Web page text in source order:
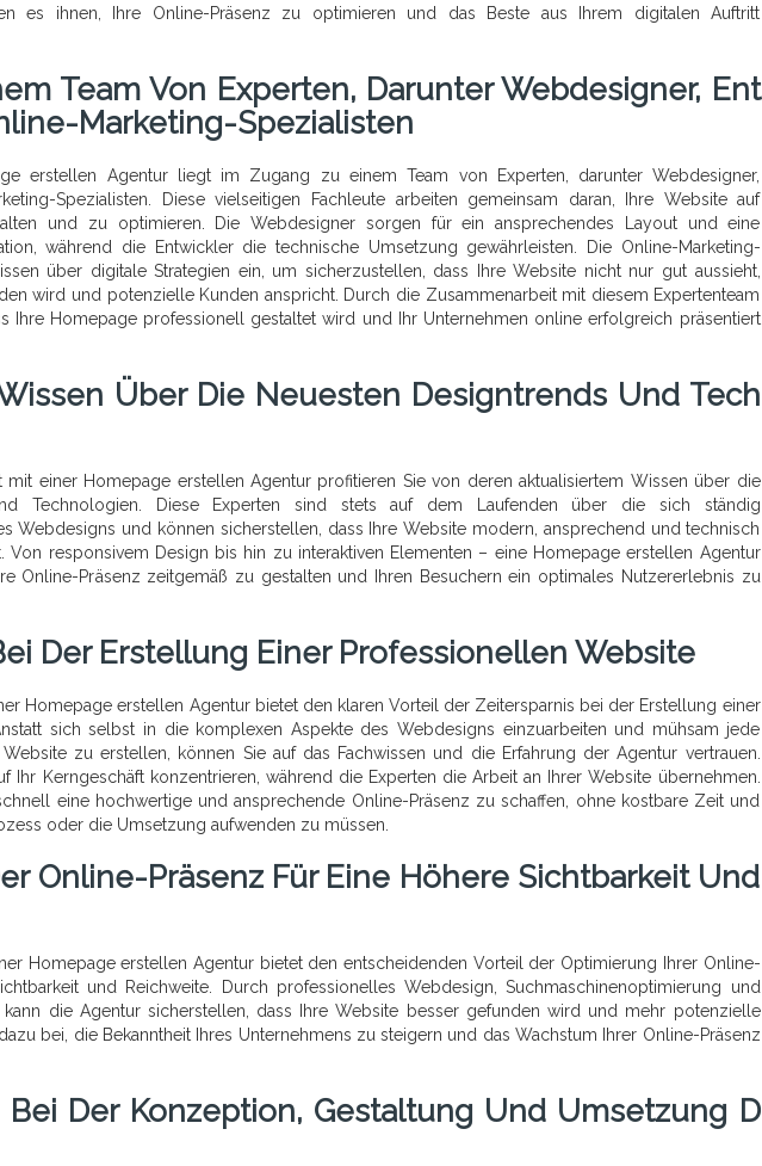
es ihnen, Ihre Online-Präsenz zu optimieren und das Beste aus Ihrem digitalen Auftritt
Team Von Experten, Darunter Webdesigner, Ent
Marketing-Spezialisten
erstellen Agentur liegt im Zugang zu einem Team von Experten, darunter Webdesigner,
Spezialisten. Diese vielseitigen Fachleute arbeiten gemeinsam daran, Ihre Website auf
und zu optimieren. Die Webdesigner sorgen für ein ansprechendes Layout und eine
während die Entwickler die technische Umsetzung gewährleisten. Die Online-Marketing-
über digitale Strategien ein, um sicherzustellen, dass Ihre Website nicht nur gut aussieht,
wird und potenzielle Kunden anspricht. Durch die Zusammenarbeit mit diesem Expertenteam
Ihre Homepage professionell gestaltet wird und Ihr Unternehmen online erfolgreich präsentiert
Über Die Neuesten Designtrends Und Tech
mit einer Homepage erstellen Agentur profitieren Sie von deren aktualisiertem Wissen über die
Technologien. Diese Experten sind stets auf dem Laufenden über die sich ständig
Webdesigns und können sicherstellen, dass Ihre Website modern, ansprechend und technisch
Von responsivem Design bis hin zu interaktiven Elementen – eine Homepage erstellen Agentur
Online-Präsenz zeitgemäß zu gestalten und Ihren Besuchern ein optimales Nutzererlebnis zu
Der Erstellung Einer Professionellen Website
Homepage erstellen Agentur bietet den klaren Vorteil der Zeitersparnis bei der Erstellung einer
sich selbst in die komplexen Aspekte des Webdesigns einzuarbeiten und mühsam jede
zu erstellen, können Sie auf das Fachwissen und die Erfahrung der Agentur vertrauen.
Ihr Kerngeschäft konzentrieren, während die Experten die Arbeit an Ihrer Website übernehmen.
eine hochwertige und ansprechende Online-Präsenz zu schaffen, ohne kostbare Zeit und
oder die Umsetzung aufwenden zu müssen.
Online-Präsenz Für Eine Höhere Sichtbarkeit Und
Homepage erstellen Agentur bietet den entscheidenden Vorteil der Optimierung Ihrer Online-
und Reichweite. Durch professionelles Webdesign, Suchmaschinenoptimierung und
kann die Agentur sicherstellen, dass Ihre Website besser gefunden wird und mehr potenzielle
bei, die Bekanntheit Ihres Unternehmens zu steigern und das Wachstum Ihrer Online-Präsenz
Der Konzeption, Gestaltung Und Umsetzung D